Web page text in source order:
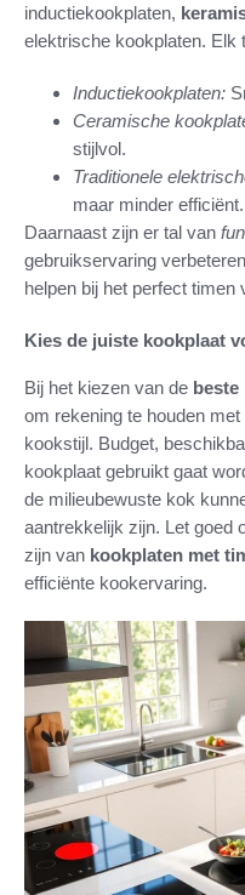
inductiekookplaten,
elektrische kookplaten. Elk
Inductiekookplaten:
Ceramische
stijlvol.
Traditionele
maar minder efficiënt.
Daarnaast zijn er tal van
gebruikservaring
helpen bij het perfect timen
Kies de juiste kookplaat
Bij het kiezen van de beste
om rekening te houden
kookstijl. Budget,
kookplaat gebruikt gaat
de milieubewuste kok
aantrekkelijk zijn. Let goed
zijn van kookplaten met
efficiënte kookervaring.